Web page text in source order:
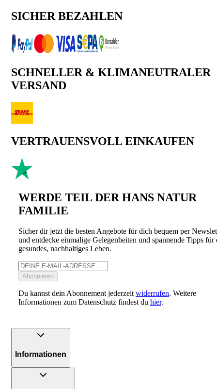
SICHER BEZAHLEN
SCHNELLER & KLIMANEUTRALER
VERSAND
VERTRAUENSVOLL EINKAUFEN
WERDE TEIL DER HANS NATUR
FAMILIE
Sicher dir jetzt die besten Angebote für dich bequem per
und entdecke einmalige Gelegenheiten und spannende Tipps für
gesundes, nachhaltiges Leben.
Abonnieren
Du kannst dein Abonnement jederzeit widerrufen. Weitere
Informationen zum Datenschutz findest du hier.
Informationen